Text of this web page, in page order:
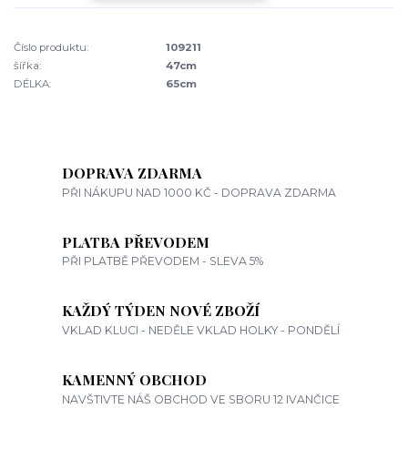
Číslo produktu:
109211
šířka:
47cm
DÉLKA:
65cm
DOPRAVA ZDARMA
PŘI NÁKUPU NAD 1000 KČ - DOPRAVA ZDARMA
PLATBA PŘEVODEM
PŘI PLATBĚ PŘEVODEM - SLEVA 5%
KAŽDÝ TÝDEN NOVÉ ZBOŽÍ
VKLAD KLUCI - NEDĚLE VKLAD HOLKY - PONDĚLÍ
KAMENNÝ OBCHOD
NAVŠTIVTE NÁŠ OBCHOD VE SBORU 12 IVANČICE